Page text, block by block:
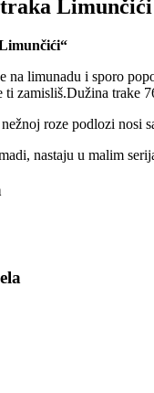
traka
na limunadu i sporo
zamisliš.Dužina trake
roze podlozi nosi
nastaju u malim